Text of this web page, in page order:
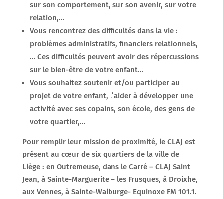
sur son comportement, sur son avenir, sur votre
relation,…
Vous rencontrez des difficultés dans la vie :
problèmes administratifs, financiers relationnels,
… Ces difficultés peuvent avoir des répercussions
sur le bien-être de votre enfant…
Vous souhaitez soutenir et/ou participer au
projet de votre enfant, l’aider à développer une
activité avec ses copains, son école, des gens de
votre quartier,…
Pour remplir leur mission de proximité, le CLAJ est
présent au cœur de six quartiers de la ville de
Liège : en Outremeuse, dans le Carré – CLAJ Saint
Jean, à Sainte-Marguerite – les Frusques, à Droixhe,
aux Vennes, à Sainte-Walburge- Equinoxe FM 101.1.